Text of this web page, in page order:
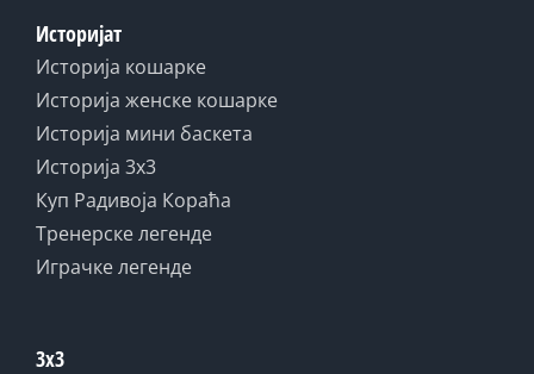
Историјат
Историја кошарке
Историја женске кошарке
Историја мини баскета
Историја 3x3
Куп Радивоја Кораћа
Тренерске легенде
Играчке легенде
3x3